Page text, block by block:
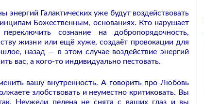
Галактических уже будут воздействовать
Божественным, основаниях. Кто нарушает
сознание на добропорядочность,
жизни или ещё хуже, создаёт провокации для
назад — в этом случае воздействие энергий
вас, а кого-то индивидуально пестовать.
вашу внутренность. А говорить про Любовь
злобствовать и неуместно критиковать. Вы
Неужели пелена не снята с ваших глаз и вы